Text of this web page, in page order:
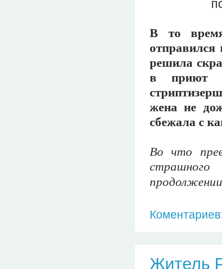
В то
отправился
решила
в приют и
жена не
сбежала с
Во что
Житель